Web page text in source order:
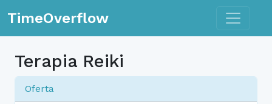
TimeOverflow Toggle
Terapia Reiki
Oferta